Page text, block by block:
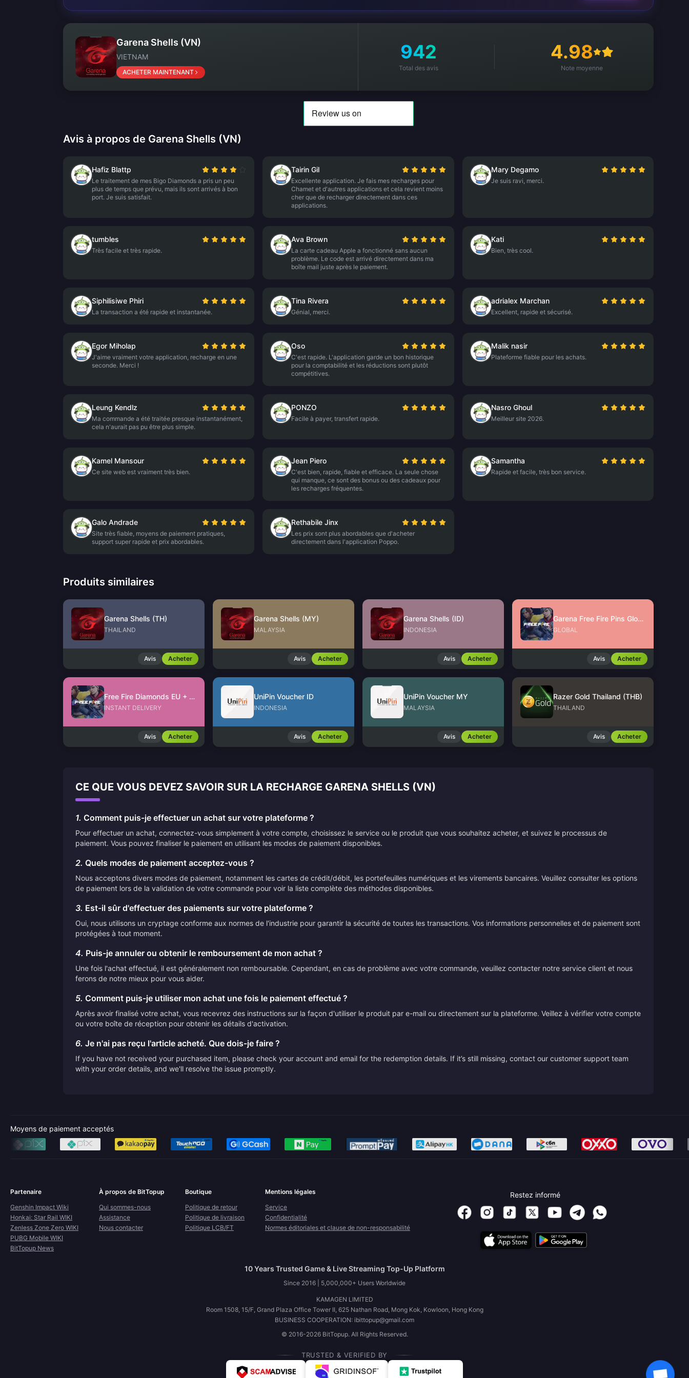
Garena Shells (VN)
VIETNAM
ACHETER MAINTENANT
942
Total des avis
4.98
Note moyenne
Avis à propos de Garena Shells (VN)
Hafiz Blattp
Le traitement de mes Bigo Diamonds a pris un peu
plus de temps que prévu, mais ils sont arrivés à bon
port. Je suis satisfait.
Tairin Gil
Excellente application. Je fais mes recharges pour
Chamet et d'autres applications et cela revient moins
cher que de recharger directement dans ces
applications.
Mary Degamo
Je suis ravi, merci.
tumbles
Très facile et très rapide.
Ava Brown
La carte cadeau Apple a fonctionné sans aucun
problème. Le code est arrivé directement dans ma
boîte mail juste après le paiement.
Kati
Bien, très cool.
Siphilisiwe Phiri
La transaction a été rapide et instantanée.
Tina Rivera
Génial, merci.
adrialex Marchan
Excellent, rapide et sécurisé.
Egor Miholap
J'aime vraiment votre application, recharge en une
seconde. Merci !
Oso
C'est rapide. L'application garde un bon historique
pour la comptabilité et les réductions sont plutôt
compétitives.
Malik nasir
Plateforme fiable pour les achats.
Leung Kendlz
Ma commande a été traitée presque instantanément,
cela n'aurait pas pu être plus simple.
PONZO
Facile à payer, transfert rapide.
Nasro Ghoul
Meilleur site 2026.
Kamel Mansour
Ce site web est vraiment très bien.
Jean Piero
C'est bien, rapide, fiable et efficace. La seule chose
qui manque, ce sont des bonus ou des cadeaux pour
les recharges fréquentes.
Samantha
Rapide et facile, très bon service.
Galo Andrade
Site très fiable, moyens de paiement pratiques,
support super rapide et prix abordables.
Rethabile Jinx
Les prix sont plus abordables que d'acheter
directement dans l'application Poppo.
Produits similaires
Garena Shells (TH)
THAILAND
Avis Acheter
Garena Shells (MY)
MALAYSIA
Avis Acheter
Garena Shells (ID)
INDONESIA
Avis Acheter
Garena Free Fire Pins Global
GLOBAL
Avis Acheter
Free Fire Diamonds EU + TR
INSTANT DELIVERY
Avis Acheter
UniPin Voucher ID
INDONESIA
Avis Acheter
UniPin Voucher MY
MALAYSIA
Avis Acheter
Razer Gold Thailand (THB)
THAILAND
Avis Acheter
CE QUE VOUS DEVEZ SAVOIR SUR LA RECHARGE GARENA SHELLS (VN)
1. Comment puis-je effectuer un achat sur votre plateforme ?
Pour effectuer un achat, connectez-vous simplement à votre compte, choisissez le service ou le produit que vous souhaitez acheter, et suivez le processus de
paiement. Vous pouvez finaliser le paiement en utilisant les modes de paiement disponibles.
2. Quels modes de paiement acceptez-vous ?
Nous acceptons divers modes de paiement, notamment les cartes de crédit/débit, les portefeuilles numériques et les virements bancaires. Veuillez consulter les options
de paiement lors de la validation de votre commande pour voir la liste complète des méthodes disponibles.
3. Est-il sûr d'effectuer des paiements sur votre plateforme ?
Oui, nous utilisons un cryptage conforme aux normes de l'industrie pour garantir la sécurité de toutes les transactions. Vos informations personnelles et de paiement sont
protégées à tout moment.
4. Puis-je annuler ou obtenir le remboursement de mon achat ?
Une fois l'achat effectué, il est généralement non remboursable. Cependant, en cas de problème avec votre commande, veuillez contacter notre service client et nous
ferons de notre mieux pour vous aider.
5. Comment puis-je utiliser mon achat une fois le paiement effectué ?
Après avoir finalisé votre achat, vous recevrez des instructions sur la façon d'utiliser le produit par e-mail ou directement sur la plateforme. Veillez à vérifier votre compte
ou votre boîte de réception pour obtenir les détails d'activation.
6. Je n'ai pas reçu l'article acheté. Que dois-je faire ?
If you have not received your purchased item, please check your account and email for the redemption details. If it’s still missing, contact our customer support team
with your order details, and we'll resolve the issue promptly.
Moyens de paiement acceptés
Partenaire
Genshin Impact Wiki
Honkai: Star Rail WIKI
Zenless Zone Zero WIKI
PUBG Mobile WIKI
BitTopup News
À propos de BitTopup
Qui sommes-nous
Assistance
Nous contacter
Boutique
Politique de retour
Politique de livraison
Politique LCB/FT
Mentions légales
Service
Confidentialité
Normes éditoriales et clause de non-responsabilité
Restez informé
10 Years Trusted Game & Live Streaming Top-Up Platform
Since 2016 | 5,000,000+ Users Worldwide
KAMAGEN LIMITED
Room 1508, 15/F, Grand Plaza Office Tower II, 625 Nathan Road, Mong Kok, Kowloon, Hong Kong
BUSINESS COOPERATION: ibittopup@gmail.com
© 2016-2026 BitTopup. All Rights Reserved.
TRUSTED & VERIFIED BY